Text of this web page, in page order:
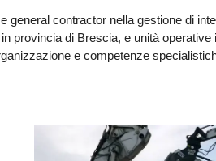
general contractor nella gestione di
provincia di Brescia, e unità operative
e competenze